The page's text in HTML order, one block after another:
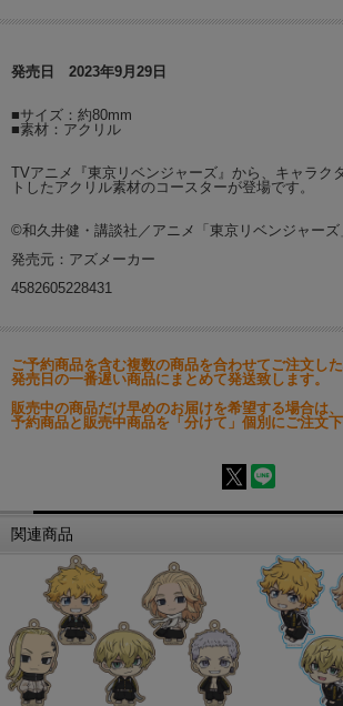
発売日 2023年9月29日
■サイズ：約80mm
■素材：アクリル
TVアニメ『東京リベンジャーズ』から、キャラク
トしたアクリル素材のコースターが登場です。
©和久井健・講談社／アニメ「東京リベンジャーズ
発売元：アズメーカー
4582605228431
ご予約商品を含む複数の商品を合わせてご注文し
発売日の一番遅い商品にまとめて発送致します。
販売中の商品だけ早めのお届けを希望する場合は、
予約商品と販売中商品を「分けて」個別にご注文下
関連商品